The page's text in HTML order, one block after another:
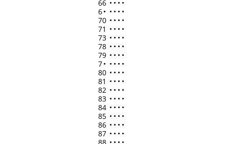
66 • • • •
6• • • • •
70 • • • •
71 • • • •
73 • • • •
78 • • • •
79 • • • •
7• • • • •
80 • • • •
81 • • • •
82 • • • •
83 • • • •
84 • • • •
85 • • • •
86 • • • •
87 • • • •